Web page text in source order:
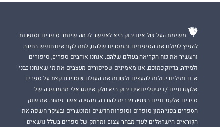
משימת העל של אינדיבוק היא לאפשר לכמה שיותר סופרים וסופרות
להפיץ לעולם את הסיפורים והמסרים שלהם, לתת לקוראים חופש בחירה
והעשיר את כוח הקריאה בעולם שלהם. אנחנו אוהבים ספרים, סיפורים
ולמידה, בדיוק כמוכם, אנו מאמינים שסיפורים מעצבים את מי שאנחנו כבני
אדם ומילים יכולות להעצים ולשנות את העולם שסביבנו.קצת על ספרים
אלקטרוניים / דיגיטלייםאינדיבוק היא חלק אינטגראלי מהמהפכה של
ספרים אלקטרוניים בשפה עברית להורדה, מהפכה אשר פתחה את שוק
הספרים בפני המון סופרים וסופרות חדשים ומוכשרים ובעיקר חשפה את
הקוראים הישראלים לעוד מבחר עצום ומרתק של ספרים בשלל נושאים